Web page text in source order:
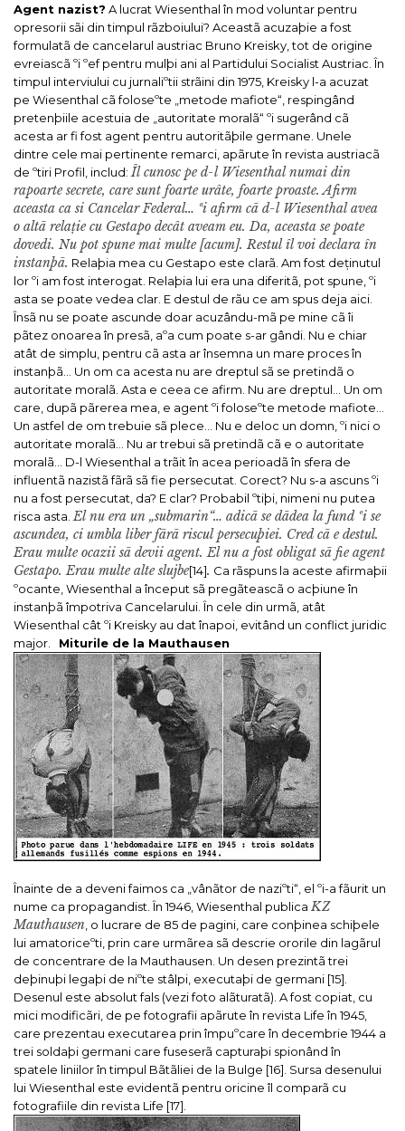
Agent nazist? A lucrat Wiesenthal în mod voluntar pentru
opresorii sãi din timpul rãzboiului? Aceastã acuzaþie a fost
formulatã de cancelarul austriac Bruno Kreisky, tot de origine
evreiascã ºi ºef pentru mulþi ani al Partidului Socialist Austriac. În
timpul interviului cu jurnaliºtii strãini din 1975, Kreisky l-a acuzat
pe Wiesenthal cã foloseºte „metode mafiote“, respingând
pretenþiile acestuia de „autoritate moralã“ ºi sugerând cã
acesta ar fi fost agent pentru autoritãþile germane. Unele
dintre cele mai pertinente remarci, apãrute în revista austriacã
de ºtiri Profil , includ: Îl cunosc pe d-l Wiesenthal numai din
rapoarte secrete, care sunt foarte urâte, foarte proaste. Afirm
aceasta ca si Cancelar Federal… ªi afirm cã d-l Wiesenthal avea
o altã relație cu Gestapo decât aveam eu. Da, aceasta se poate
dovedi. Nu pot spune mai multe [acum]. Restul îl voi declara în
instanþã. Relaþia mea cu Gestapo este clarã. Am fost deținutul
lor ºi am fost interogat. Relaþia lui era una diferitã, pot spune, ºi
asta se poate vedea clar. E destul de rãu ce am spus deja aici.
Însã nu se poate ascunde doar acuzându-mã pe mine cã îi
pãtez onoarea în presã, aºa cum poate s-ar gândi. Nu e chiar
atât de simplu, pentru cã asta ar însemna un mare proces în
instanþã… Un om ca acesta nu are dreptul sã se pretindã o
autoritate moralã. Asta e ceea ce afirm. Nu are dreptul…
Un om
care, dupã pãrerea mea, e agent ºi foloseºte metode mafiote…
Un astfel de om trebuie sã plece…
Nu e deloc un domn, ºi nici o
autoritate moralã… Nu ar trebui sã pretindã cã e o autoritate
moralã…
D-l Wiesenthal a trãit în acea perioadã în sfera de
influentã nazistã fãrã sã fie persecutat. Corect? Nu s-a ascuns ºi
nu a fost persecutat, da? E clar? Probabil ºtiþi, nimeni nu putea
risca asta. El nu era un „submarin“… adicã se dãdea la fund ºi se
ascundea, ci umbla liber fãrã riscul persecuþiei. Cred cã e destul.
Erau multe ocazii sã devii agent. El nu a fost obligat sã fie agent
Gestapo. Erau multe alte slujbe[14]. Ca rãspuns la aceste afirmaþii
ºocante, Wiesenthal a început sã pregãteascã o acþiune în
instanþã împotriva Cancelarului. În cele din urmã, atât
Wiesenthal cât ºi Kreisky au dat înapoi, evitând un conflict juridic
major.
Miturile de la Mauthausen
Înainte de a deveni faimos ca „vânãtor de naziºti“, el ºi-a fãurit un
nume ca propagandist. În 1946, Wiesenthal publica KZ
Mauthausen , o lucrare de 85 de pagini, care conþinea schiþele
lui amatoriceºti, prin care urmãrea sã descrie ororile din lagãrul
de concentrare de la Mauthausen. Un desen prezintã trei
deþinuþi legaþi de niºte stâlpi, executaþi de germani [15].
Desenul este absolut fals (vezi foto alãturatã). A fost copiat, cu
mici modificãri, de pe fotografii apãrute în revista Life în 1945,
care prezentau executarea prin împuºcare în decembrie 1944 a
trei soldaþi germani care fuseserã capturaþi spionând în
spatele liniilor în timpul Bãtãliei de la Bulge [16]. Sursa desenului
lui Wiesenthal este evidentã pentru oricine îl comparã cu
fotografiile din revista Life [17].